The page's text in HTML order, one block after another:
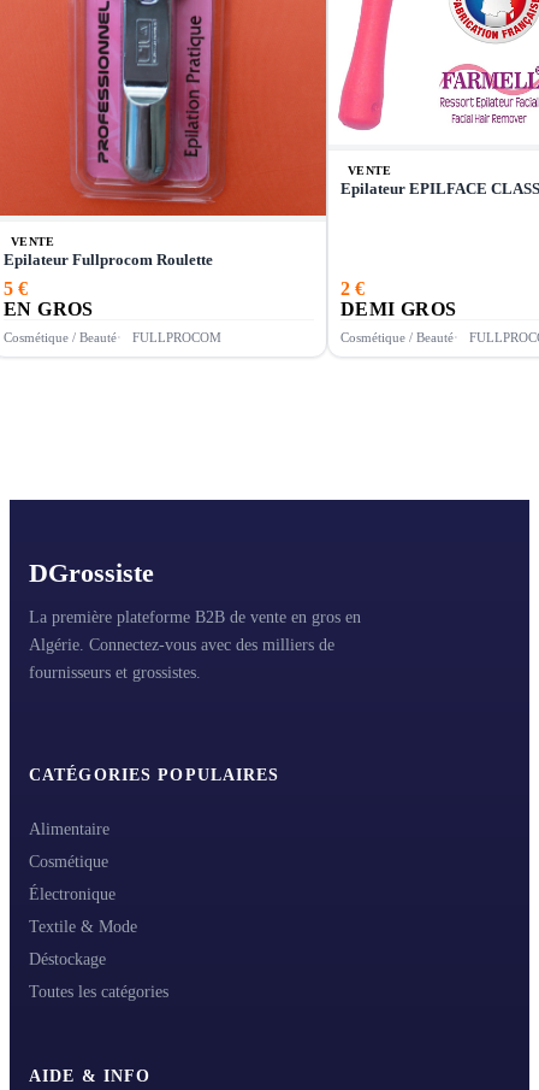
VENTE
Epilateur Fullprocom Roulette
5 €
EN GROS
Cosmétique / Beauté FULLPROCOM
VENTE
Epilateur EPILFACE
2 €
DEMI GROS
Cosmétique / Beauté
DGrossiste
La première plateforme B2B de vente en gros en
Algérie. Connectez-vous avec des milliers de
fournisseurs et grossistes.
CATÉGORIES POPULAIRES
Alimentaire
Cosmétique
Électronique
Textile & Mode
Déstockage
Toutes les catégories
AIDE & INFO